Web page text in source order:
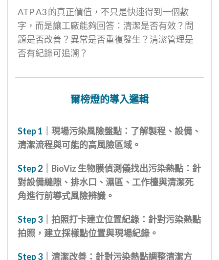
ATP A3 的真正價值，不只是快速得到一個數
字，而是讓工廠能夠回答：清潔是否有效？問
題是否改善？異常是否重複發生？清潔管理是
否有紀錄可追溯？
爾榜燈的導入邏輯
Step 1 ｜現場污染風險盤點：了解製程、設備、
清潔流程與可能的高風險區域。
Step 2 ｜BioViz 生物膜偵測儀找出污染熱點：針
對設備縫隙、排水口、濕區、工作檯與清潔死
角進行前導式風險辨識。
Step 3｜拍照打卡建立位置紀錄：針對污染熱點
拍照，建立採樣點位置與現場紀錄。
Step 3｜清潔改善：針對污染熱點調整清潔方